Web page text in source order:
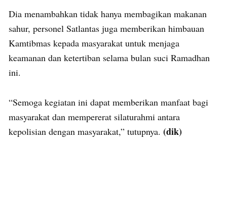
Dia menambahkan tidak hanya membagikan makanan
sahur, personel Satlantas juga memberikan himbauan
Kamtibmas kepada masyarakat untuk menjaga
keamanan dan ketertiban selama bulan suci Ramadhan
ini.
“Semoga kegiatan ini dapat memberikan manfaat bagi
masyarakat dan mempererat silaturahmi antara
kepolisian dengan masyarakat,” tutupnya. (dik)